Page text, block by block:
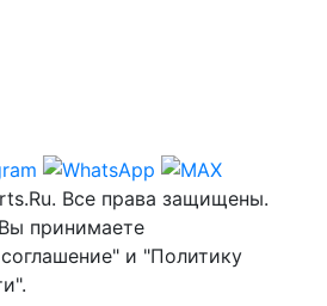
Все права защищены.
принимаете
и "Политику